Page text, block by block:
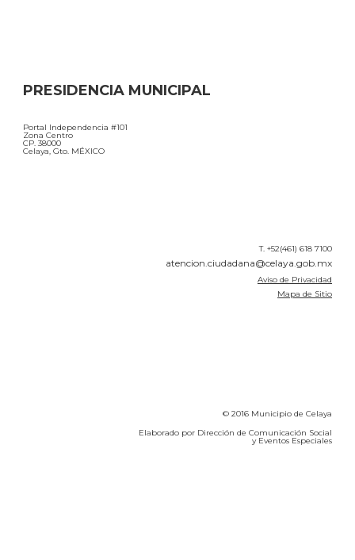
PRESIDENCIA MUNICIPAL
Portal Independencia #101
Zona Centro
CP. 38000
Celaya, Gto. MÉXICO
T. +52(461) 618 7100
atencion.ciudadana@celaya.gob.mx
Aviso de Privacidad
Mapa de Sitio
© 2016 Municipio de Celaya
Elaborado por Dirección de Comunicación Social
y Eventos Especiales